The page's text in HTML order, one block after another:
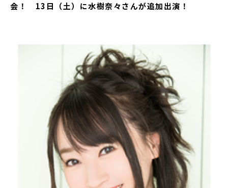
会！ 13日（土）に水樹奈々さんが追加出演！